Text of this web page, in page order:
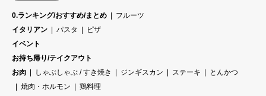
0.ランキング/おすすめ/まとめ
フルーツ
イタリアン
パスタ
ピザ
イベント
お持ち帰り/テイクアウト
お肉
しゃぶしゃぶ / すき焼き ジンギスカン ステーキ
とんかつ
焼肉・ホルモン
鶏料理